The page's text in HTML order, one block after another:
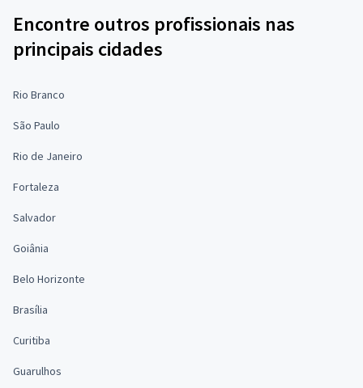
Encontre outros profissionais nas
principais cidades
Rio Branco
São Paulo
Rio de Janeiro
Fortaleza
Salvador
Goiânia
Belo Horizonte
Brasília
Curitiba
Guarulhos